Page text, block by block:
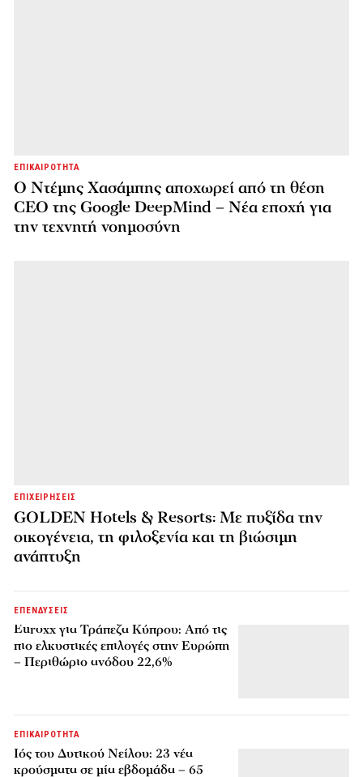
ΕΠΙΚΑΙΡΟΤΗΤΑ
Ο Ντέμης Χασάμπης αποχωρεί από τη θέση
CEO της Google DeepMind – Νέα εποχή για
την τεχνητή νοημοσύνη
ΕΠΙΧΕΙΡΗΣΕΙΣ
GOLDEN Hotels & Resorts: Με πυξίδα την
οικογένεια, τη φιλοξενία και τη βιώσιμη
ανάπτυξη
ΕΠΕΝΔΥΣΕΙΣ
Euroxx για Τράπεζα Κύπρου: Από τις
πιο ελκυστικές επιλογές στην Ευρώπη
– Περιθώριο ανόδου 22,6%
ΕΠΙΚΑΙΡΟΤΗΤΑ
Ιός του Δυτικού Νείλου: 23 νέα
κρούσματα σε μία εβδομάδα – 65